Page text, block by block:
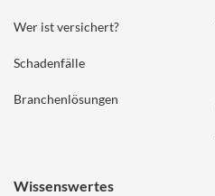
Wer ist versichert?
Schadenfälle
Branchenlösungen
Wissenswertes